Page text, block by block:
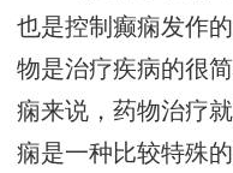
也是控制癫痫发作
物是治疗疾病的很
痫来说，药物治疗
痫是一种比较特殊